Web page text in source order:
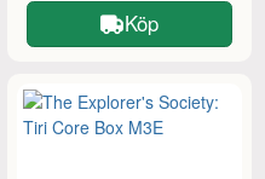
Köp